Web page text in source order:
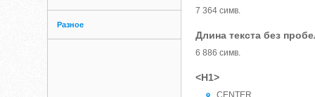
Разное
7 364 симв.
Длина текста без
6 886 симв.
<H1>
CENTER